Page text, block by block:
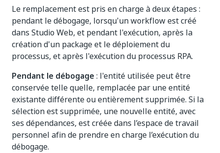
Le remplacement est pris en charge à deux étapes :
pendant le débogage, lorsqu'un workflow est créé
dans Studio Web, et pendant l'exécution, après la
création d'un package et le déploiement du
processus, et après l'exécution du processus RPA.
Pendant le débogage : l'entité utilisée peut être
conservée telle quelle, remplacée par une entité
existante différente ou entièrement supprimée. Si la
sélection est supprimée, une nouvelle entité, avec
ses dépendances, est créée dans l’espace de travail
personnel afin de prendre en charge l’exécution du
débogage.